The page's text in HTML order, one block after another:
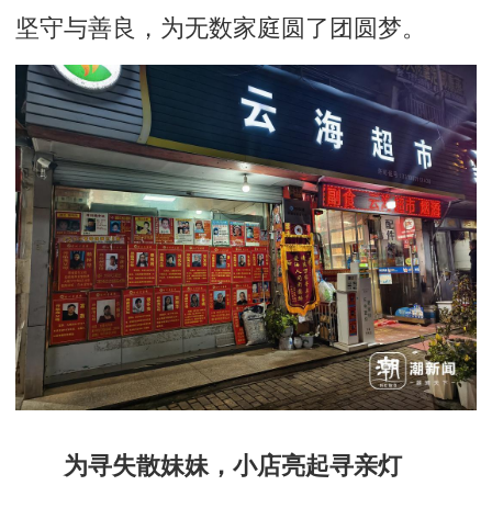
坚守与善良，为无数家庭圆了团圆梦。
为寻失散妹妹，小店亮起寻亲灯